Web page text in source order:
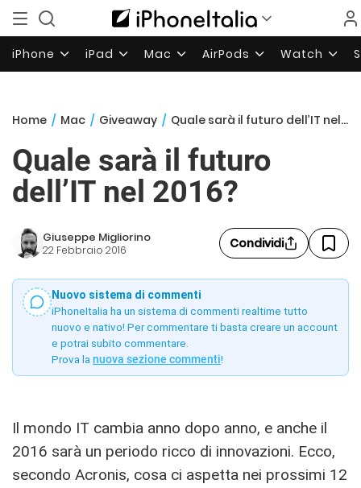
iPhone iPad Mac AirPods Watch
Home / Mac / Giveaway / Quale sarà il futuro dell’IT nel 2016?
Quale sarà il futuro
dell’IT nel 2016?
Giuseppe Migliorino
22 Febbraio 2016 Condividi
Nuovo sistema di commenti
iPhoneItalia ha un sistema di commenti realtime tutto
nuovo e nativo! Per commentare ti basta creare un account
e potrai subito commentare.
Prova la nuova sezione commenti!
Il mondo IT cambia anno dopo anno, e anche il
2016 sarà un periodo ricco di innovazioni. Ecco,
secondo Acronis, cosa ci aspetta nei prossimi 12